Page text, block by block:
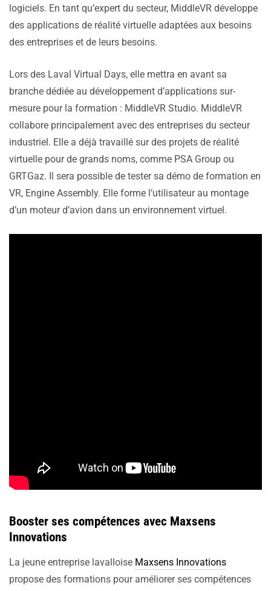
logiciels. En tant qu’expert du secteur, MiddleVR développe
des applications de réalité virtuelle adaptées aux besoins
des entreprises et de leurs besoins.
Lors des Laval Virtual Days, elle mettra en avant sa
branche dédiée au développement d’applications sur-
mesure pour la formation : MiddleVR Studio. MiddleVR
collabore principalement avec des entreprises du secteur
industriel. Elle a déjà travaillé sur des projets de réalité
virtuelle pour de grands noms, comme PSA Group ou
GRTGaz. Il sera possible de tester sa démo de formation en
VR, Engine Assembly. Elle forme l’utilisateur au montage
d’un moteur d’avion dans un environnement virtuel.
Booster ses compétences avec Maxsens
Innovations
La jeune entreprise lavalloise Maxsens Innovations
propose des formations pour améliorer ses compétences